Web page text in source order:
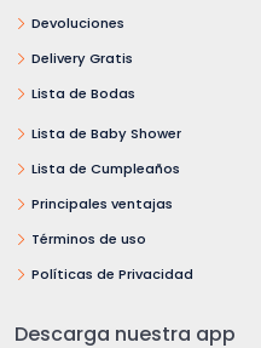
Devoluciones
Delivery Gratis
Lista de Bodas
Lista de Baby Shower
Lista de Cumpleaños
Principales ventajas
Términos de uso
Políticas de Privacidad
Descarga nuestra app